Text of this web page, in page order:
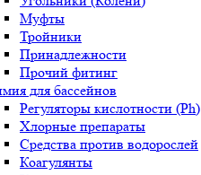
Муфты
Тройники
Принадлежности
Прочий фитинг
для бассейнов
Регуляторы кислотности (Ph)
Хлорные препараты
Средства против водорослей
Коагулянты